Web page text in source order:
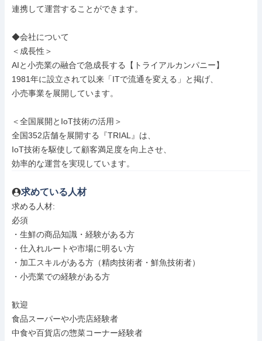
連携して運営することができます。
◆会社について
＜成長性＞
AIと小売業の融合で急成長する【トライアルカンパニー】
1981年に設立されて以来「ITで流通を変える」と掲げ、
小売事業を展開しています。
＜全国展開とIoT技術の活用＞
全国352店舗を展開する『TRIAL』は、
IoT技術を駆使して顧客満足度を向上させ、
効率的な運営を実現しています。
求めている人材
求める人材:
必須
・生鮮の商品知識・経験がある方
・仕入れルートや市場に明るい方
・加工スキルがある方（精肉技術者・鮮魚技術者）
・小売業での経験がある方
歓迎
食品スーパーや小売店経験者
中食や百貨店の惣菜コーナー経験者